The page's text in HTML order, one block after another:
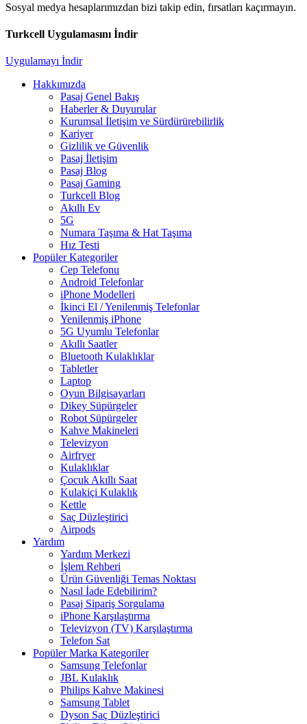
Sosyal medya hesaplarımızdan bizi takip edin, fırsatları kaçırmayın.
Turkcell Uygulamasını İndir
Uygulamayı İndir
Hakkımızda
Pasaj Genel Bakış
Haberler & Duyurular
Kurumsal İletişim ve Sürdürürebilirlik
Kariyer
Gizlilik ve Güvenlik
Pasaj İletişim
Pasaj Blog
Pasaj Gaming
Turkcell Blog
Akıllı Ev
5G
Numara Taşıma & Hat Taşıma
Hız Testi
Popüler Kategoriler
Cep Telefonu
Android Telefonlar
iPhone Modelleri
İkinci El / Yenilenmiş Telefonlar
Yenilenmiş iPhone
5G Uyumlu Telefonlar
Akıllı Saatler
Bluetooth Kulaklıklar
Tabletler
Laptop
Oyun Bilgisayarları
Dikey Süpürgeler
Robot Süpürgeler
Kahve Makineleri
Televizyon
Airfryer
Kulaklıklar
Çocuk Akıllı Saat
Kulakiçi Kulaklık
Kettle
Saç Düzleştirici
Airpods
Yardım
Yardım Merkezi
İşlem Rehberi
Ürün Güvenliği Temas Noktası
Nasıl İade Edebilirim?
Pasaj Sipariş Sorgulama
iPhone Karşılaştırma
Televizyon (TV) Karşılaştırma
Telefon Sat
Popüler Marka Kategoriler
Samsung Telefonlar
JBL Kulaklık
Philips Kahve Makinesi
Samsung Tablet
Dyson Saç Düzleştirici